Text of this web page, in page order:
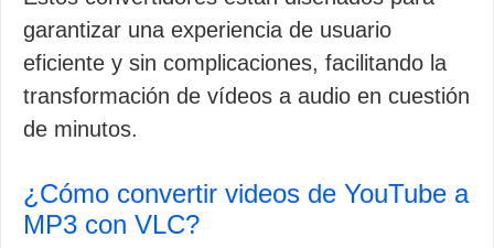
garantizar una experiencia de usuario
eficiente y sin complicaciones, facilitando la
transformación de vídeos a audio en cuestión
de minutos.
¿Cómo convertir videos de YouTube a
MP3 con VLC?